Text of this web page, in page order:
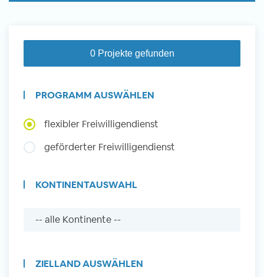
Auslandserfahrung Sammeln
und Sozial Engagieren
Initiativbewerbung
0 Projekte gefunden
PROGRAMM AUSWÄHLEN
flexibler Freiwilligendienst
geförderter Freiwilligendienst
KONTINENTAUSWAHL
ZIELLAND AUSWÄHLEN